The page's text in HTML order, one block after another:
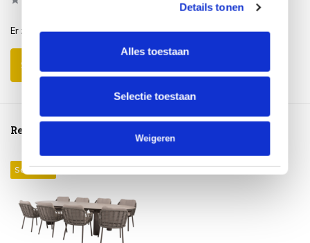
Details tonen
Alles toestaan
Selectie toestaan
Weigeren
Er zijn nog geen reviews geschreven over dit product..
Schrijf je eigen review
Reeds bekeken
Sale 19%